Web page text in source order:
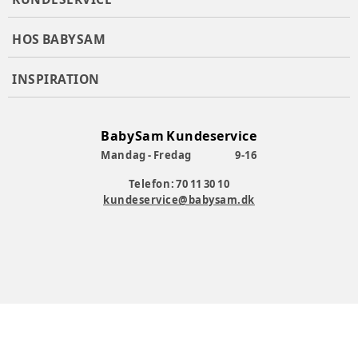
HOS BABYSAM
INSPIRATION
BabySam Kundeservice
Mandag - Fredag
9-16
Telefon: 70 11 30 10
kundeservice@babysam.dk